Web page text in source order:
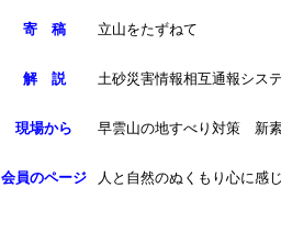
寄 稿 立山をたずねて
解 説 土砂災害情報相互通報シス
現場から 早雲山の地すべり対策 新
会員のページ 人と自然のぬくもり心に